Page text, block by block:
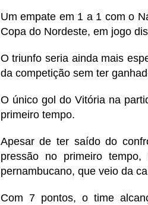
Um empate em 1 a 1 com o
Copa do Nordeste, em jogo
O triunfo seria ainda mais
da competição sem ter
O único gol do Vitória na
primeiro tempo.
Apesar de ter saído do
pressão no primeiro
pernambucano, que veio da
Com 7 pontos, o time